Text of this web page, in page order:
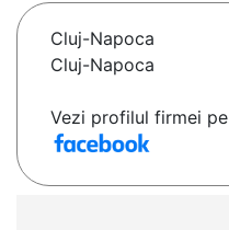
Cluj-Napoca
Cluj-Napoca
Vezi profilul firmei pe